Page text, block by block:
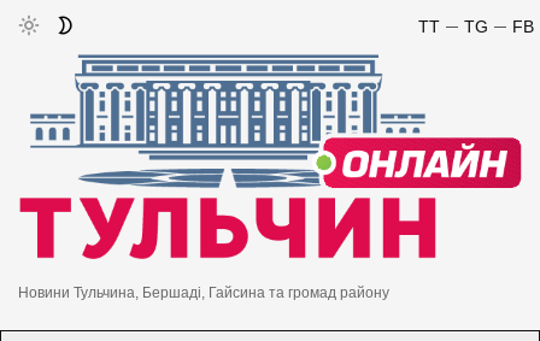
FB
TG
TT
Новини Тульчина, Бершаді, Гайсина та громад району